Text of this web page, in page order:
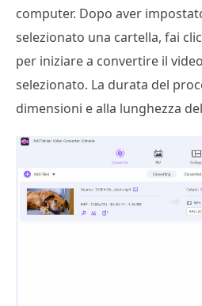
computer. Dopo aver
selezionato una cartella, fai
per iniziare a convertire il
selezionato. La durata del
dimensioni e alla lunghezza